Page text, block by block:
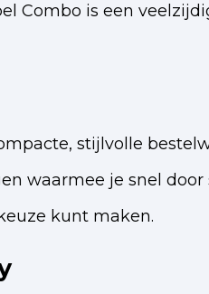
Combo is een
stijlvolle
waarmee je snel
kunt maken.